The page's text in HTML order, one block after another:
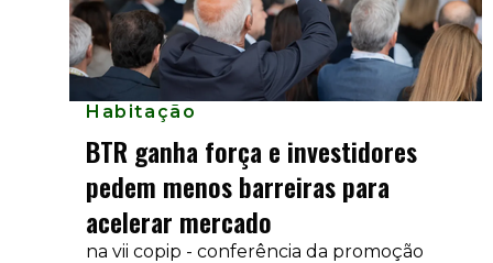
Habitação
BTR ganha força e investidores
pedem menos barreiras para
acelerar mercado
na vii copip - conferência da promoção